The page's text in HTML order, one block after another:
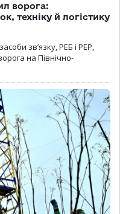
ворога:
техніку й логістику
зв’язку, РЕБ і РЕР,
на Північно-